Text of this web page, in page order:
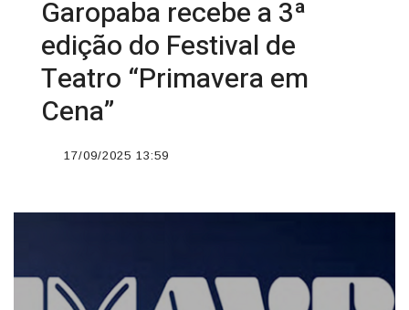
Garopaba recebe a 3ª
edição do Festival de
Teatro “Primavera em
Cena”
17/09/2025 13:59